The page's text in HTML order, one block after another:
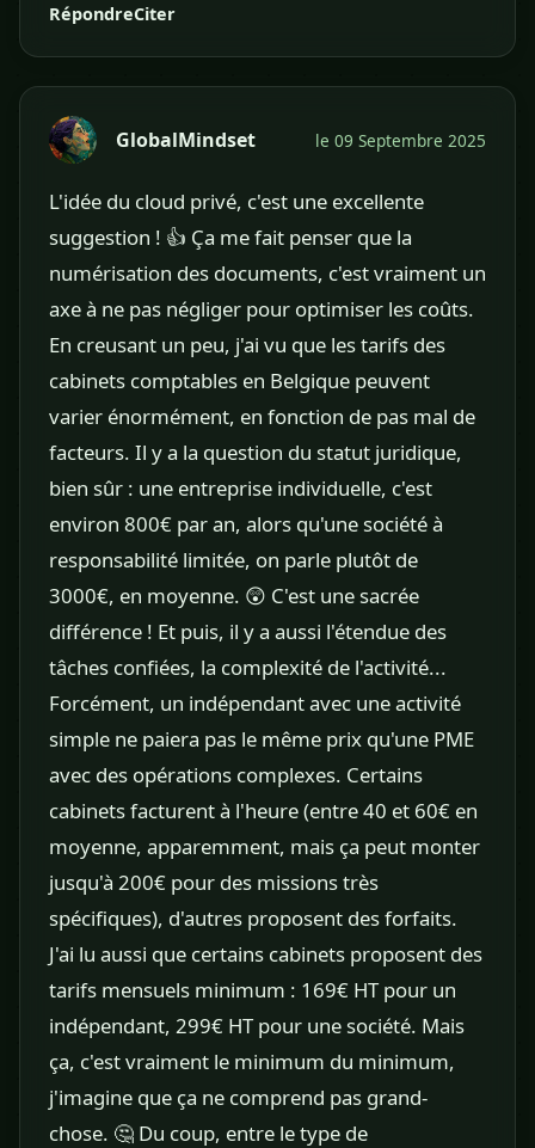
RépondreCiter
GlobalMindset le 09 Septembre 2025
L'idée du cloud privé, c'est une excellente
suggestion ! 👍 Ça me fait penser que la
numérisation des documents, c'est vraiment un
axe à ne pas négliger pour optimiser les coûts.
En creusant un peu, j'ai vu que les tarifs des
cabinets comptables en Belgique peuvent
varier énormément, en fonction de pas mal de
facteurs. Il y a la question du statut juridique,
bien sûr : une entreprise individuelle, c'est
environ 800€ par an, alors qu'une société à
responsabilité limitée, on parle plutôt de
3000€, en moyenne. 😲 C'est une sacrée
différence ! Et puis, il y a aussi l'étendue des
tâches confiées, la complexité de l'activité...
Forcément, un indépendant avec une activité
simple ne paiera pas le même prix qu'une PME
avec des opérations complexes. Certains
cabinets facturent à l'heure (entre 40 et 60€ en
moyenne, apparemment, mais ça peut monter
jusqu'à 200€ pour des missions très
spécifiques), d'autres proposent des forfaits.
J'ai lu aussi que certains cabinets proposent des
tarifs mensuels minimum : 169€ HT pour un
indépendant, 299€ HT pour une société. Mais
ça, c'est vraiment le minimum du minimum,
j'imagine que ça ne comprend pas grand-
chose. 🤔 Du coup, entre le type de